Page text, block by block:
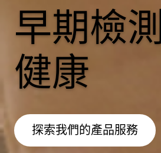
早期檢
健康
探索我們的產品服務